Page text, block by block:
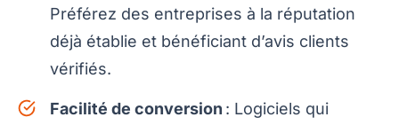
Préférez des entreprises à la réputation
déjà établie et bénéficiant d’avis clients
vérifiés.
Facilité de conversion : Logiciels qui